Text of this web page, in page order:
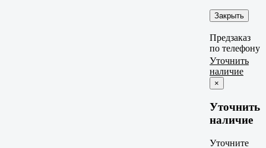
Закрыть
Предзаказ
по телефону
Уточнить
наличие
×
Уточнить
наличие
Уточните